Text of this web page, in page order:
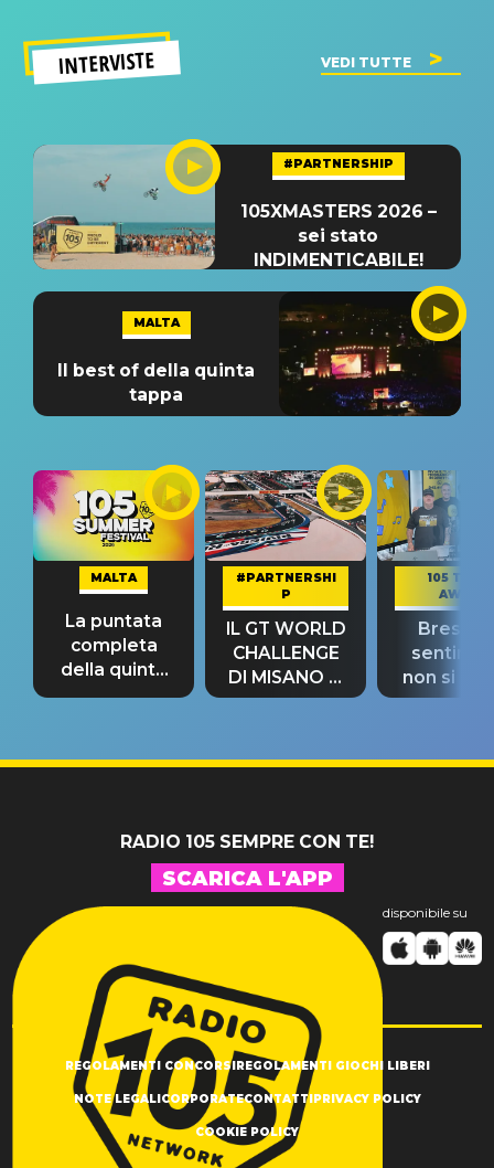
INTERVISTE VEDI TUTTE
#PARTNERSHIP
105XMASTERS 2026 –
sei stato
INDIMENTICABILE!
MALTA
Il best of della quinta
tappa
MALTA
La puntata
completa
della quinta
tappa
#PARTNERSHI
P
IL GT WORLD
CHALLENGE
DI MISANO si
riconferma
105 TAKE
AWAY
Bresh:
non si
fino alla
RADIO 105 SEMPRE CON TE!
SCARICA L'APP
disponibile su
REGOLAMENTI CONCORSIREGOLAMENTI GIOCHI LIBERI
NOTE LEGALICORPORATECONTATTIPRIVACY POLICY
COOKIE POLICY